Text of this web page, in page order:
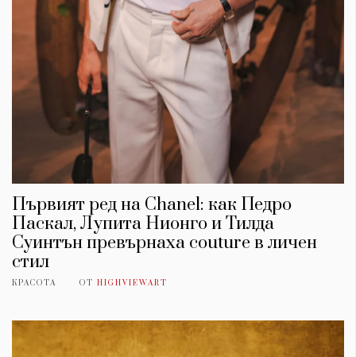
Първият ред на Chanel: как Педро
Паскал, Лупита Нионго и Тилда
Суинтън превърнаха couture в личен
стил
КРАСОТА ОТ HIGHVIEWART